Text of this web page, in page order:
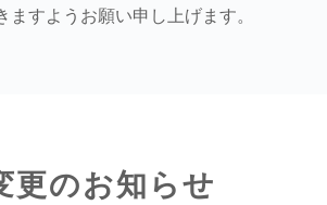
すようお願い申し上げます。
更のお知らせ